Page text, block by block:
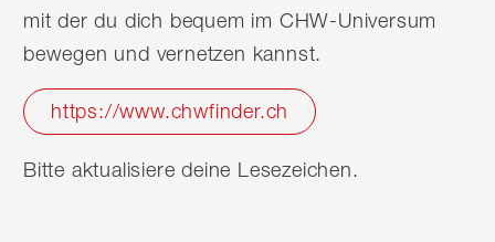
mit der du dich bequem im CHW-Universum
bewegen und vernetzen kannst.
https://www.chwfinder.ch
Bitte aktualisiere deine Lesezeichen.